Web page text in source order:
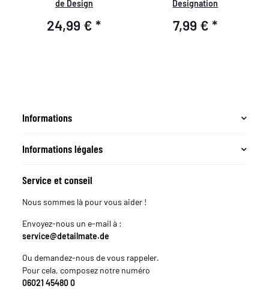
de Design
24,99 €*
Designation
7,99 €*
Informations
Informations légales
Service et conseil
Nous sommes là pour vous aider !
Envoyez-nous un e-mail à :
service@detailmate.de
Ou demandez-nous de vous rappeler.
Pour cela, composez notre numéro
06021 45480 0